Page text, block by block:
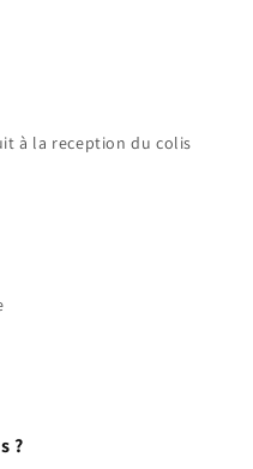
à la reception du colis
?